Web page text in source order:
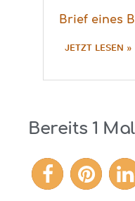
Brief eines
JETZT LESEN »
Bereits 1
1